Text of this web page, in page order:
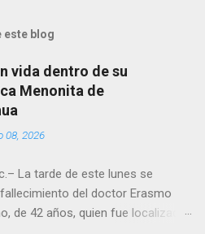
este blog
vida dentro de su
Menonita de
08, 2026
La tarde de este lunes se
del doctor Erasmo
de 42 años, quien fue localizado